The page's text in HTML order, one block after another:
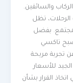
والسائقين.
تظل
بفضل
تاكسي
مريحة
للأسعار
القرار بشأن